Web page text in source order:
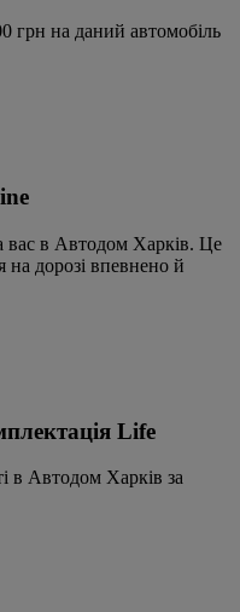
на даний автомобіль
в Автодом Харків. Це
на дорозі впевнено й
Life
в Автодом Харків за